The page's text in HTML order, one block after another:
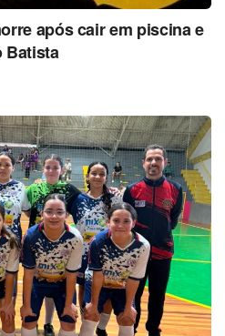
após cair em piscina e
Batista